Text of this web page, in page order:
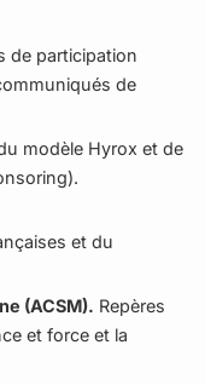
de participation
de
modèle Hyrox et de
et du
(ACSM). Repères
et force et la